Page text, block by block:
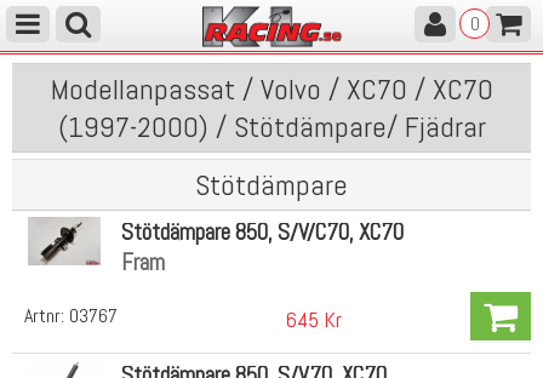
0
Modellanpassat / Volvo / XC70 / XC70
(1997-2000) / Stötdämpare/ Fjädrar
Stötdämpare
Artnr: 03767
Stötdämpare 850, S/V/C70, XC70
Fram
645 Kr